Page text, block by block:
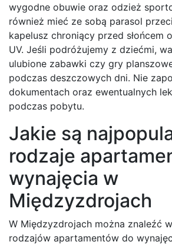
wygodne obuwie oraz odzież
również mieć ze sobą parasol
kapelusz chroniący przed słońcem
UV. Jeśli podróżujemy z dziećmi,
ulubione zabawki czy gry
podczas deszczowych dni. Nie
dokumentach oraz ewentualnych
podczas pobytu.
Jakie są
rodzaje
wynajęcia w
Międzyzdrojach
W Międzyzdrojach można znaleźć
rodzajów apartamentów do